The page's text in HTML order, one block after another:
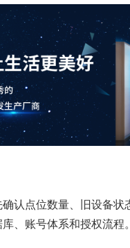
认点位数量、旧设备
、账号体系和授权流程。